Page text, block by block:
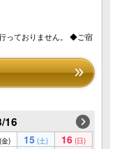
っておりません。 ◆ご宿
16
(金) 15 (土) 16 (日)